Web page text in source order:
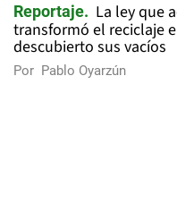
Reportaje
La ley que
transformó el reciclaje
descubierto sus vacíos
Por Pablo Oyarzún